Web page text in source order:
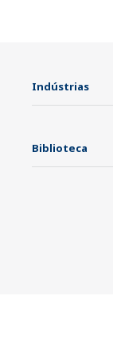
Indústrias
Biblioteca